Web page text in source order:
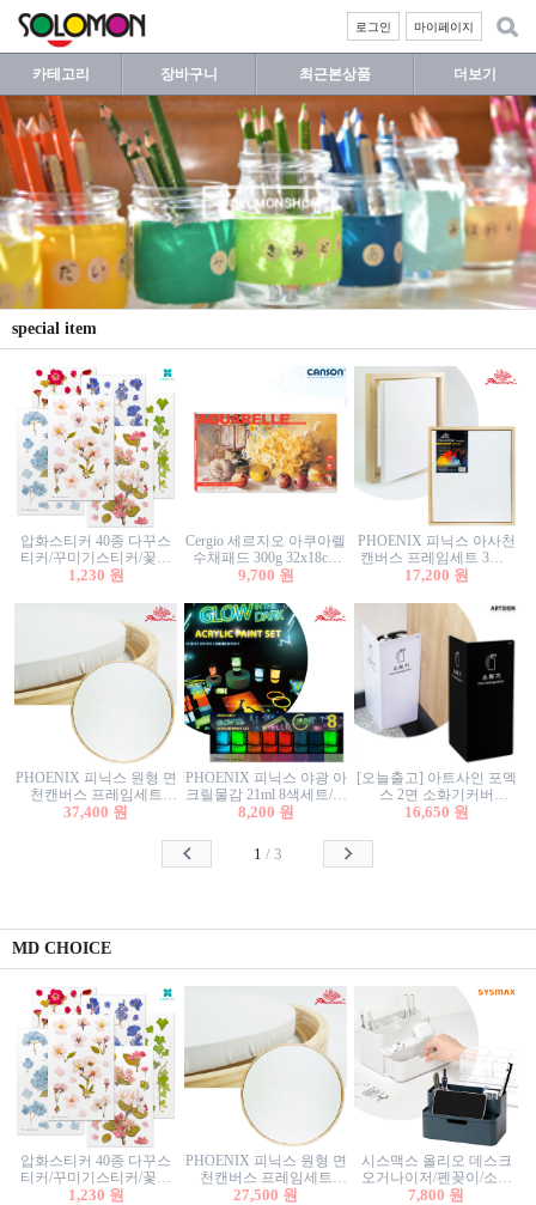
마이페이지
로그인
카테고리 장바구니 최근본상품 더보기
special item
압화스티커 40종 다꾸스
티커/꾸미기스티커/꽃스
티커/압화꽃책갈피/팬시
1,230 원
Cergio 세르지오 아쿠아렐
수채패드 300g 32x18cm
12매 1면제본
9,700 원
PHOENIX 피닉스 아사천
캔버스 프레임세트 3호F
27.3x22cm 캔버스와 올림
17,200 원
PHOENIX 피닉스 원형 면
천캔버스 프레임세트
40cm/원형캔버스/플로팅
37,400 원
PHOENIX 피닉스 야광 아
크릴물감 21ml 8색세트/야
광물감
8,200 원
[오늘출고] 아트사인 포멕
스 2면 소화기커버
1470/1471/소화기커버/소
함/소화기거치대/소화기
16,650 원
1 / 3
MD CHOICE
압화스티커 40종 다꾸스
티커/꾸미기스티커/꽃스
티커/압화꽃책갈피/팬시
1,230 원
PHOENIX 피닉스 원형 면
천캔버스 프레임세트
30cm/원형캔버스/플로팅
27,500 원
시스맥스 올리오 데스크
오거나이저/펜꽂이/소품
꽂이/소품함/정리함/수납
7,800 원